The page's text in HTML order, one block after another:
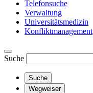
Telefonsuche
Verwaltung
Universitätsmedizin
Konfliktmanagement
Suche
Suche
Wegweiser